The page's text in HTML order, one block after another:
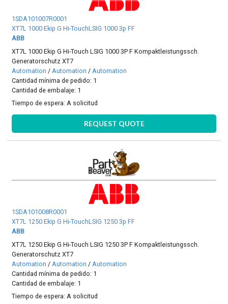
1SDA101007R0001
XT7L 1000 Ekip G Hi-TouchLSIG 1000 3p FF
ABB
XT7L 1000 Ekip G Hi-Touch LSIG 1000 3P F Kompaktleistungssch.
Generatorschutz XT7
Automation / Automation / Automation
Cantidad mínima de pedido: 1
Cantidad de embalaje: 1
Tiempo de espera: A solicitud
REQUEST QUOTE
1SDA101008R0001
XT7L 1250 Ekip G Hi-TouchLSIG 1250 3p FF
ABB
XT7L 1250 Ekip G Hi-Touch LSIG 1250 3P F Kompaktleistungssch.
Generatorschutz XT7
Automation / Automation / Automation
Cantidad mínima de pedido: 1
Cantidad de embalaje: 1
Tiempo de espera: A solicitud